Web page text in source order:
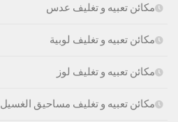
مكائن تعبيه و تغليف عدس
مكائن تعبيه و تغليف لوبية
مكائن تعبيه و تغليف لوز
مكائن تعبيه و تغليف مساحيق الغسيل